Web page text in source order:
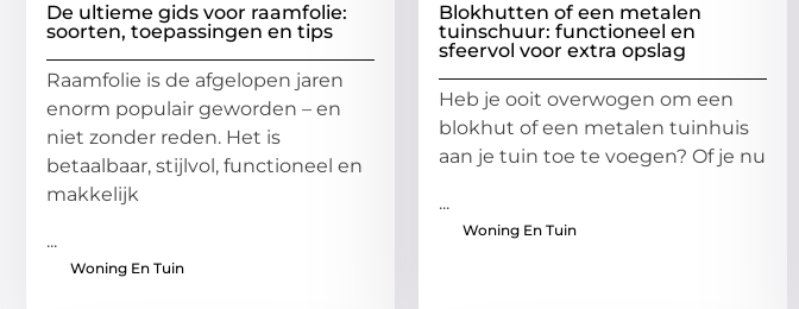
De ultieme gids voor raamfolie:
soorten, toepassingen en tips
Raamfolie is de afgelopen jaren
enorm populair geworden – en
niet zonder reden. Het is
betaalbaar, stijlvol, functioneel en
makkelijk
...
Woning En Tuin
Blokhutten of een metalen
tuinschuur: functioneel en
sfeervol voor extra opslag
Heb je ooit overwogen om een ​​
blokhut of een metalen tuinhuis
aan je tuin toe te voegen? Of je nu
...
Woning En Tuin